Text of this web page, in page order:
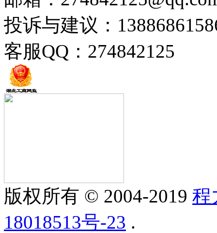
投诉与建议：
客服QQ：274842125
版权所有 © 2004-2019 程
18018513号-23 .